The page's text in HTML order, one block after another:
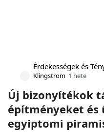
Érdekességek és
Klingstrom 1 hete
Új bizonyítékok
építményeket és
egyiptomi